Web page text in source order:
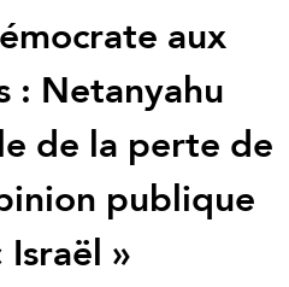
aux
: Netanyahu
de la perte de
publique
»